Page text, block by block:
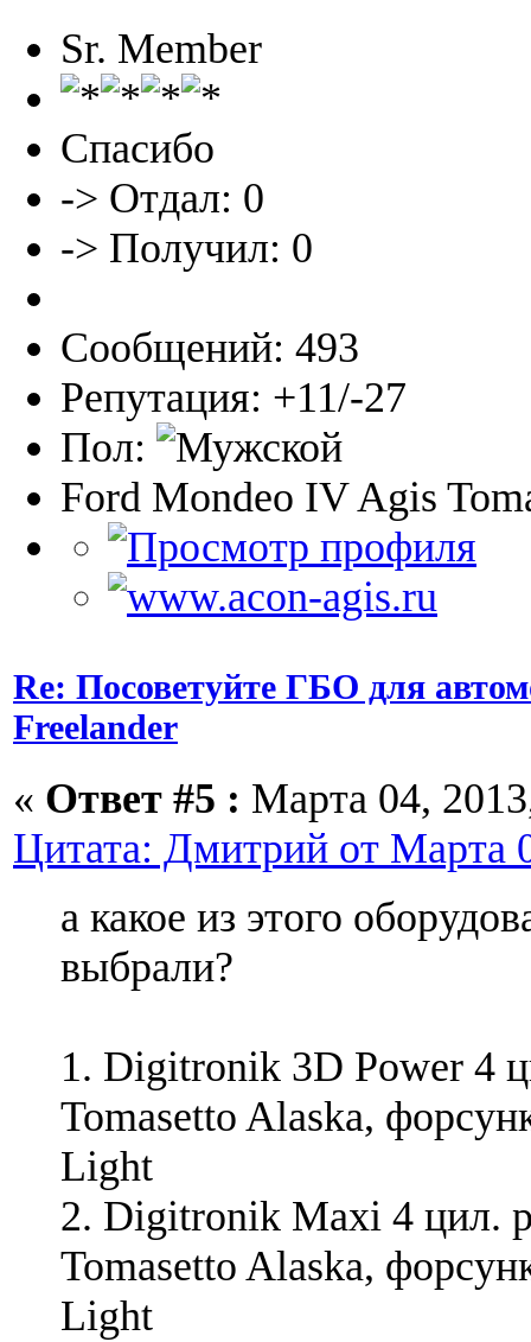
Sr. Member
Спасибо
-> Отдал: 0
-> Получил: 0
Сообщений: 493
Репутация: +11/-27
Пол:
Ford Mondeo IV Agis
Re: Посоветуйте ГБО для
Freelander
« Ответ #5 : Марта 04,
Цитата: Дмитрий от Марта
а какое из этого
выбрали?
1. Digitronik 3D Power 4
Tomasetto Alaska,
Light
2. Digitronik Maxi 4 цил.
Tomasetto Alaska,
Light